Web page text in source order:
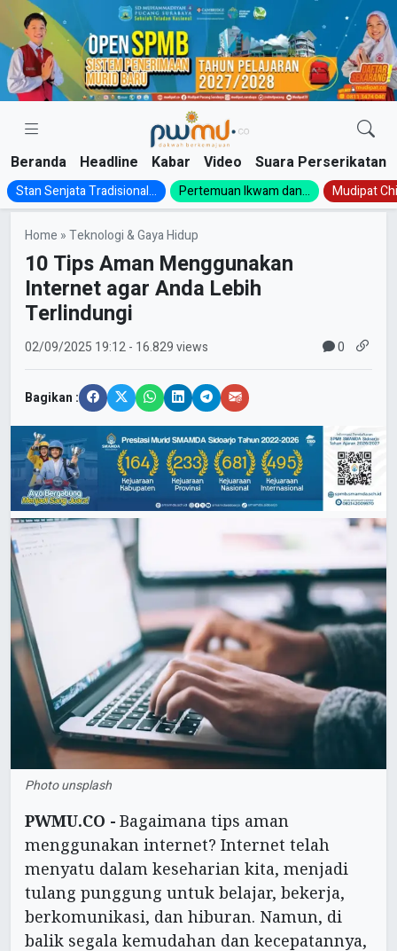
Skip
content
Beranda Headline Kabar Video Suara Perserikatan
Stan Senjata Tradisional... Pertemuan Ikwam dan... Mudipat
Home »Teknologi & Gaya Hidup
10 Tips Aman Menggunakan
Internet agar Anda Lebih
Terlindungi
02/09/2025 19:12- 16.829 views 0
Bagikan :
Photo unsplash
PWMU.CO - Bagaimana tips aman
menggunakan internet? Internet telah
menyatu dalam keseharian kita, menjadi
tulang punggung untuk belajar, bekerja,
berkomunikasi, dan hiburan. Namun, di
balik segala kemudahan dan kecepatannya,